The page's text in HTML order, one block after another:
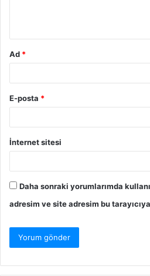
Ad *
E-posta *
İnternet sitesi
Daha sonraki yorumlarımda
adresim ve site adresim bu